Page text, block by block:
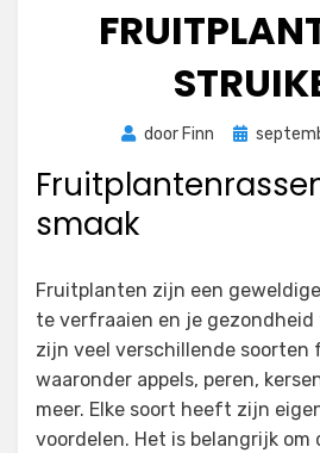
door Finn
Geplaatst
smaak
Fruitplanten zijn een
te verfraaien en je gezondheid
zijn veel verschillende
waaronder appels, peren,
meer. Elke soort heeft zijn
voordelen. Het is belangrijk